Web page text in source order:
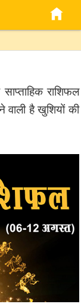
राशिफल
वाली है खुशियों की